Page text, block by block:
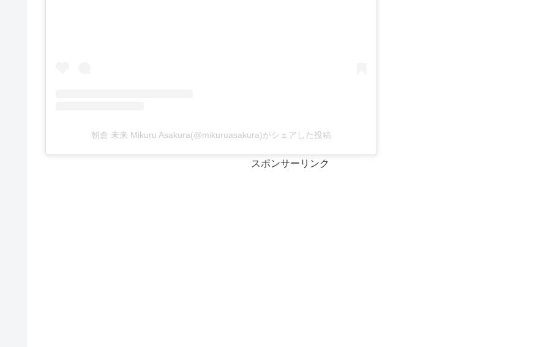
朝倉 未来 Mikuru Asakura(@mikuruasakura)がシェアした投稿
スポンサーリンク